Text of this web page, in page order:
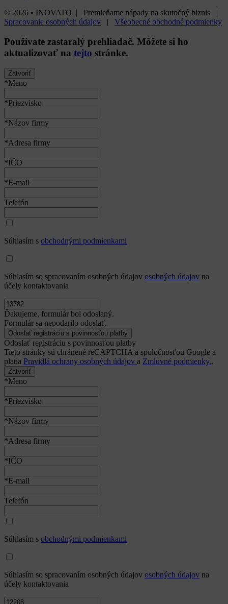
© 2026 • INOVATO | Premieňame nápady na skutočný biznis |
Spracovanie osobných údajov | Všeobecné obchodné podmienky
Používate zastaralý prehliadač. Môžete si ho
aktualizovať na tejto stránke.
Zatvoriť
*Meno
*Priezvisko
*Názov firmy
*Adresa firmy
*IČO
*E-mail
Telefón
Súhlasím s obchodnými podmienkami
Súhlasím so spracovaním osobných údajov osobných údajov na
účely kontaktovania
Ďakujeme, formulár bol odoslaný.
Formulár sa nepodarilo odoslať.
Odoslať registráciu s povinnosťou platby
Tieto stránky sú chránené reCAPTCHA a spoločnosťou Google a
platia Pravidlá ochrany osobných údajov a Zmluvné podmienky..
Zatvoriť
*Meno
*Priezvisko
*Názov firmy
*Adresa firmy
*IČO
*E-mail
Telefón
Súhlasím s obchodnými podmienkami
Súhlasím so spracovaním osobných údajov osobných údajov na
účely kontaktovania